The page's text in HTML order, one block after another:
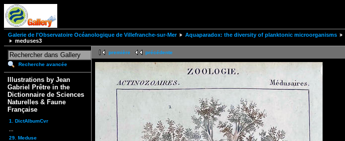
Galerie de l'Observatoire Océanologique de Villefranche-sur-Mer Aquaparadox: the diversity of planktonic microorganisms
meduses3
Recherche avancée
Illustrations by Jean
Gabriel Prêtre in the
Dictionnaire de Sciences
Naturelles & Faune
Française
1. DictAlbumCvr
29. Meduse
première précédente